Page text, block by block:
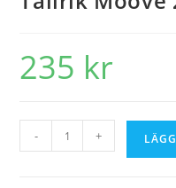
235 kr
- +